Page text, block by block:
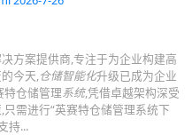
方案提供商,专注于为企业构建高
今天,仓储智能化升级已成为企业
特仓储管理系统,凭借卓越架构深受
需进行“英赛特仓储管理系统下
持...